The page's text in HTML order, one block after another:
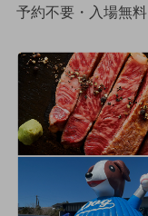
予約不要・入場無料